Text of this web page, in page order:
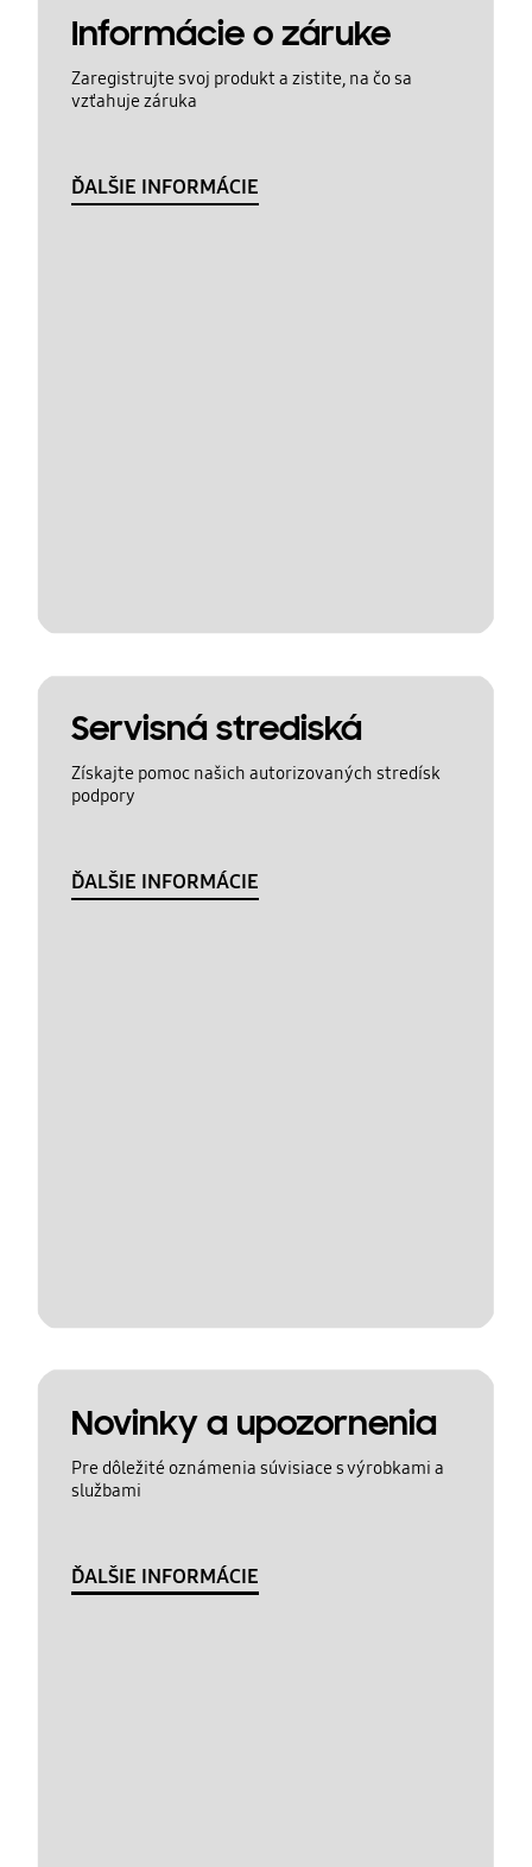
Informácie o záruke
Zaregistrujte svoj produkt a zistite, na čo sa
vzťahuje záruka
ĎALŠIE INFORMÁCIE
Servisná strediská
Získajte pomoc našich autorizovaných stredísk
podpory
ĎALŠIE INFORMÁCIE
Novinky a upozornenia
Pre dôležité oznámenia súvisiace s výrobkami a
službami
ĎALŠIE INFORMÁCIE